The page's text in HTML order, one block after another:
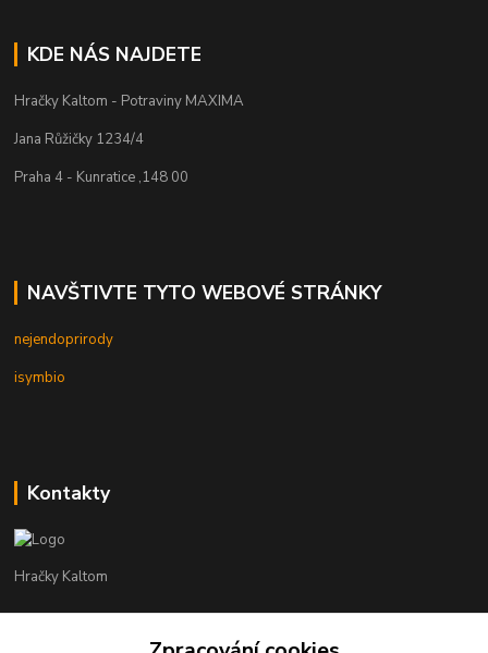
KDE NÁS NAJDETE
Hračky Kaltom - Potraviny MAXIMA
Jana Růžičky 1234/4
Praha 4 - Kunratice ,148 00
NAVŠTIVTE TYTO WEBOVÉ STRÁNKY
nejendoprirody
isymbio
Kontakty
Hračky Kaltom